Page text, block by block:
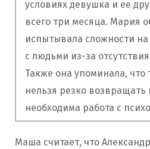
условиях девушка и ее
всего три месяца. Мария
испытывала сложности
с людьми из-за
Также она упоминала, что
нельзя резко возвращать
необходима работа с
Маша считает, что